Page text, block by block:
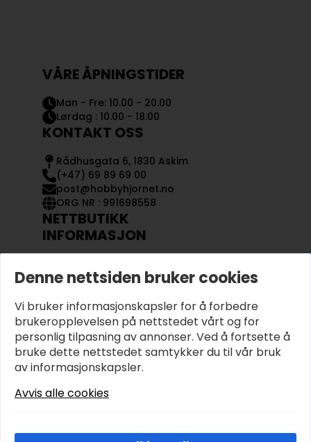
VÅRE ÅPNINGSTIDER
Man - Fre: 10.00 - 20.00
Lørdag : 10.00 - 18.00
KONTAKT OSS
Rådhusgata 6, 1830 Askim
(+47) 69 89 69 00
post@hobbyhjornet.no
ORG NR : 991698558
NETTBUTIKK
INFORMASJON
OM OSS
KJØPSVILKÅR OG BETINGELSER
PERSONVERN
Denne nettsiden bruker cookies
Vi bruker informasjonskapsler for å forbedre
brukeropplevelsen på nettstedet vårt og for
personlig tilpasning av annonser. Ved å fortsette å
bruke dette nettstedet samtykker du til vår bruk
av informasjonskapsler.
Avvis alle cookies